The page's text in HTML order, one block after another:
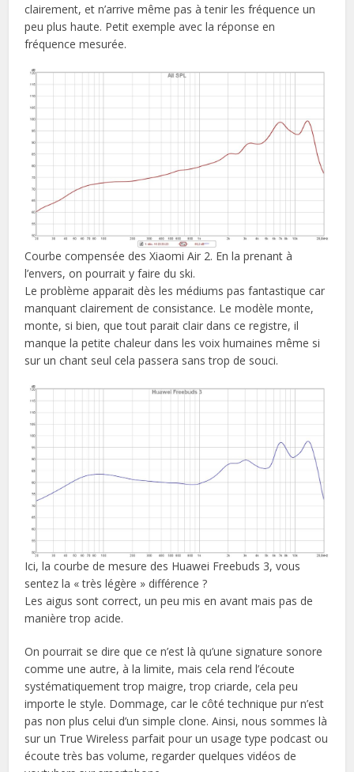
clairement, et n’arrive même pas à tenir les fréquence un
peu plus haute. Petit exemple avec la réponse en
fréquence mesurée.
Courbe compensée des Xiaomi Air 2. En la prenant à
l’envers, on pourrait y faire du ski.
Le problème apparait dès les médiums pas fantastique car
manquant clairement de consistance. Le modèle monte,
monte, si bien, que tout parait clair dans ce registre, il
manque la petite chaleur dans les voix humaines même si
sur un chant seul cela passera sans trop de souci.
Ici, la courbe de mesure des Huawei Freebuds 3, vous
sentez la « très légère » différence ?
Les aigus sont correct, un peu mis en avant mais pas de
manière trop acide.
On pourrait se dire que ce n’est là qu’une signature sonore
comme une autre, à la limite, mais cela rend l’écoute
systématiquement trop maigre, trop criarde, cela peu
importe le style. Dommage, car le côté technique pur n’est
pas non plus celui d’un simple clone. Ainsi, nous sommes là
sur un True Wireless parfait pour un usage type podcast ou
écoute très bas volume, regarder quelques vidéos de